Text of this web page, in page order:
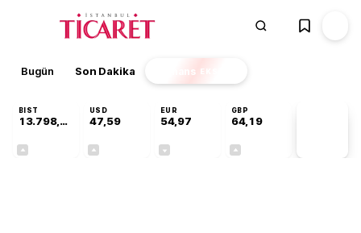
Bugün Son Dakika Finans EKSTRA
BIST
13.798,82
USD
47,59
EUR
54,97
GBP
64,19